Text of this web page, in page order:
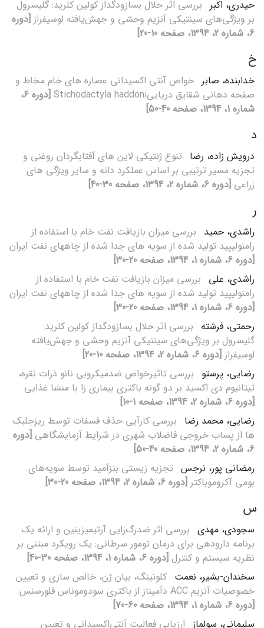
حیدری، اکبر بررسی اثر حلال بسازودگداز کولین کلرید: گلیسرول
بر ویژگی‌های سینتیکی آنزیم وحشی و جهش‌یافته لوسیفراز [دوره
6، شماره 2، 1394، صفحه 10-20]
خ
خدابنده، صابر خواص آنتی اکسیدانی عصاره های خام مخاط و
صفحه دهانی شقایق دریاییStichodactyla haddoni
[دوره 6،
شماره 1، 1394، صفحه 40-50]
د
درویش زاده، رضا تنوع ژنتیکی لاین های آفتابگردان روغنی و
تجزیه مسیر ترتیبی بر اساس عملکرد دانه و سایر ویژگی های
زراعی [دوره 6، شماره 2، 1394، صفحه 30-40]
ر
راشدی، حمید بررسی میزان بازیافت نفت خام با استفاده از
رامنولیپید تولید شده از سویه های جدا شده از چاههای نفت ایران
[دوره 6، شماره 1، 1394، صفحه 20-30]
راشدی، علی بررسی میزان بازیافت نفت خام با استفاده از
رامنولیپید تولید شده از سویه های جدا شده از چاههای نفت ایران
[دوره 6، شماره 1، 1394، صفحه 20-30]
رحمتی، فرشته بررسی اثر حلال بسازودگداز کولین کلرید:
گلیسرول بر ویژگی‌های سینتیکی آنزیم وحشی و جهش‌یافته
لوسیفراز [دوره 6، شماره 2، 1394، صفحه 10-20]
رضایی، پرستو بررسی تاثیرخواص ضدمیکروبی نانو ذرات نقره،
تیتانیوم دی اکسید بر دو گونه باکتری‌ بیماری زا با منشا غذایی
[دوره 6، شماره 2، 1394، صفحه 1-10]
رضایی، محمد رضا بررسی کارآیی حذف فسفات توسط ریزجلبک
ها از پساب خروجی فاضلاب شهری در شرایط آزمایشگاهی [دوره
6، شماره 2، 1394، صفحه 40-50]
رمضانی پور، نرجس تجزیه زیستی بنزآمید توسط سویه‌های
بومی آکروموباکتر [دوره 6، شماره 2، 1394، صفحه 20-30]
س
سجودی، مهدی بررسی اثر ضدرگ‌زایی آرتیمیزینین و ارائه یک
برنامه دارودهی برای درمان تومور سرطانی: یک رویکرد مبتنی بر
نظریه سیستم و کنترل [دوره 6، شماره 1، 1394، صفحه 30-40]
سخندان-بشیر، نعمت کلونینگ، بیان ژن، خالص سازی و تعیین
خصوصیات آنزیم ACC دآمیناز از باکتری سودوموناس فلورسنس
[دوره 6، شماره 1، 1394، صفحه 60-70]
سلیمانی، سولماز ارزیابی فعالیت آنتی‌اکسیدانی و تعیین